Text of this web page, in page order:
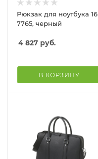
Рюкзак для ноутбука 16
7765, черный
4 827 руб.
В КОРЗИНУ